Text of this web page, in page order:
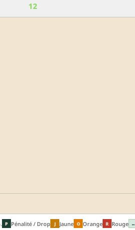
12
P Pénalité / Drop J Jaune O Orange R Rouge ↔